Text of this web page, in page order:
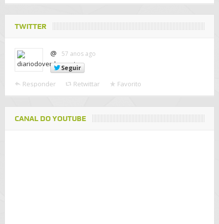
TWITTER
@
57 anos ago
Seguir
Responder Retwittar Favorito
CANAL DO YOUTUBE